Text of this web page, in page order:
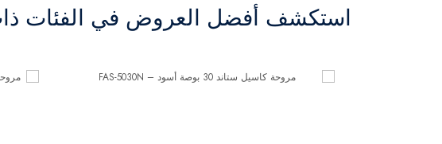
استكشف أفضل العروض في الفئات